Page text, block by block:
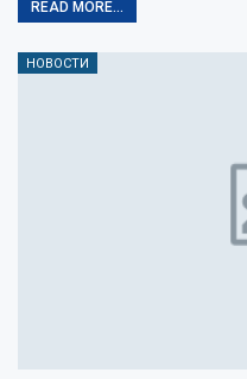
READ MORE...
НОВОСТИ